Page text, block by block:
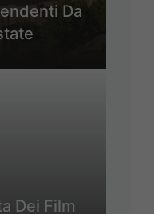
Da
Dei Film